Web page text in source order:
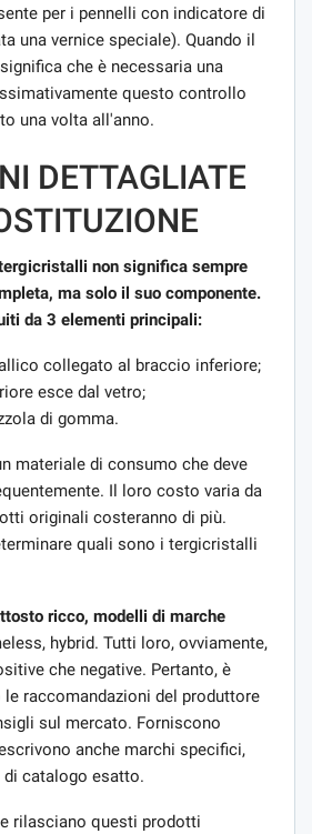
per i pennelli con indicatore di
una vernice speciale). Quando il
che è necessaria una
questo controllo
una volta all'anno.
DETTAGLIATE
non significa sempre
ma solo il suo componente.
da 3 elementi principali:
collegato al braccio inferiore;
esce dal vetro;
di gomma.
materiale di consumo che deve
Il loro costo varia da
originali costeranno di più.
quali sono i tergicristalli
ricco, modelli di marche
hybrid. Tutti loro, ovviamente,
che negative. Pertanto, è
raccomandazioni del produttore
sul mercato. Forniscono
anche marchi specifici,
catalogo esatto.
rilasciano questi prodotti